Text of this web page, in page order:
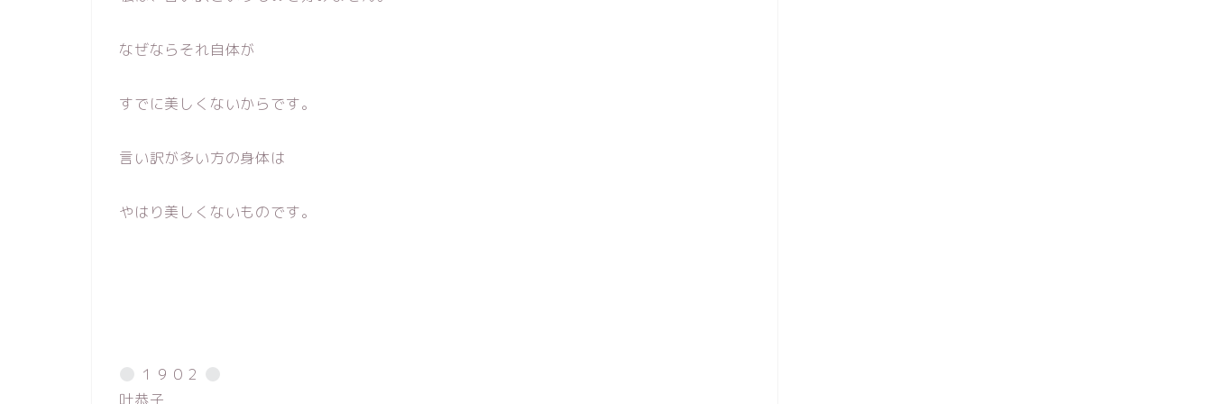
なぜならそれ自体が
すでに美しくないからです。
言い訳が多い方の身体は
やはり美しくないものです。
１９０２
叶恭子